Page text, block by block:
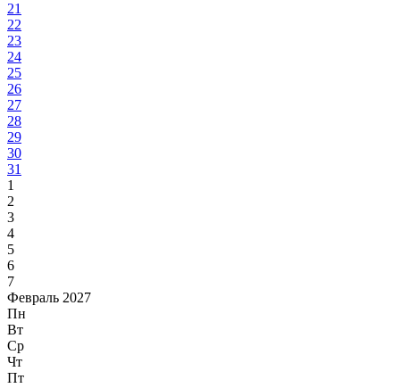
21
22
23
24
25
26
27
28
29
30
31
1
2
3
4
5
6
7
Февраль 2027
Пн
Вт
Ср
Чт
Пт